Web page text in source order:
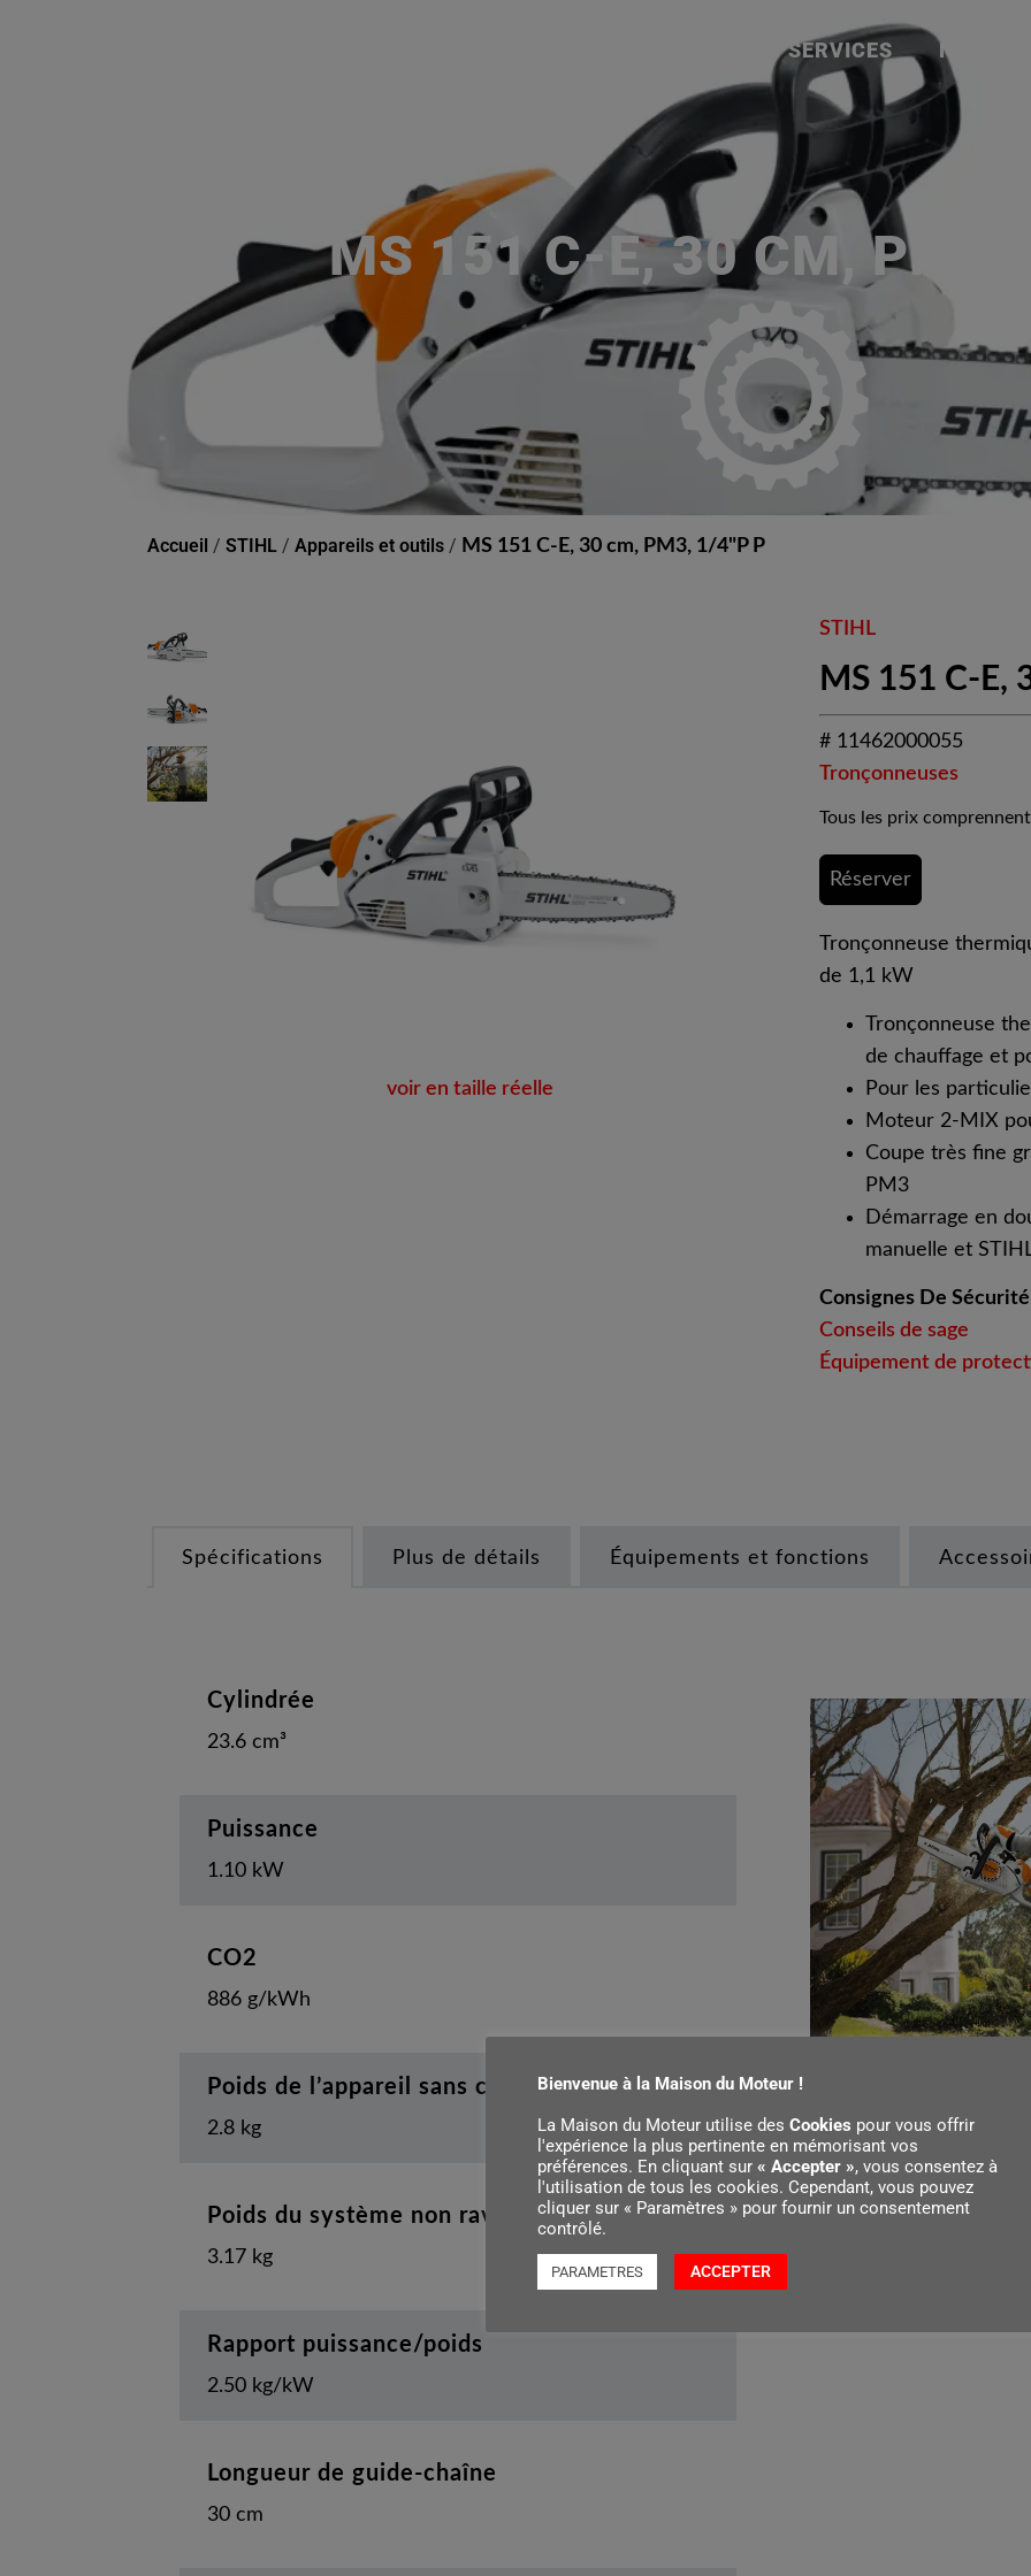
SERVICES NOS
MS 151 C-E, 30 CM, PM3,
Accueil / STIHL / Appareils et outils / MS 151 C-E, 30 cm, PM3, 1/4"P P
voir en taille réelle
STIHL
MS 151 C-E,
# 11462000055
Tronçonneuses
Tous les prix
Réserver
Tronçonneuse
de 1,1 kW
Tronçonneuse
de chauffage et
Pour les
Moteur 2-MIX
Coupe très fine
PM3
Démarrage en
manuelle et
Consignes De Sécurité
Conseils de sage
Équipement de
Spécifications Plus de détails Équipements et fonctions
Cylindrée
23.6 cm³
Puissance
1.10 kW
CO2
886 g/kWh
Poids de l’appareil sans carburant
2.8 kg
Poids du système non ravitaillé en carburant
3.17 kg
Rapport puissance/poids
2.50 kg/kW
Longueur de guide-chaîne
30 cm
Bienvenue à la Maison du Moteur !
La Maison du Moteur utilise des Cookies pour vous offrir
l'expérience la plus pertinente en mémorisant vos
préférences. En cliquant sur « Accepter », vous consentez à
l'utilisation de tous les cookies. Cependant, vous pouvez
cliquer sur « Paramètres » pour fournir un consentement
contrôlé.
PARAMETRES ACCEPTER